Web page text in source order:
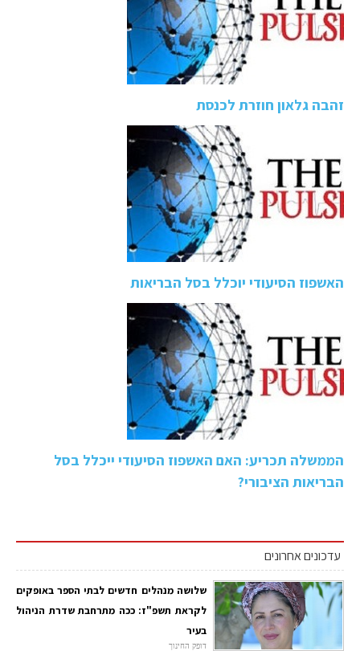
זהבה גלאון חוזרת לכנסת
האשפוז הסיעודי יוכלל בסל הבריאות
הממשלה תכריע: האם האשפוז הסיעודי ייכלל בסל
הבריאות הציבורי?
עדכונים אחרונים
שלושה מנהלים חדשים לבתי הספר באופקים
לקראת תשפ"ז: ככה מתרחבת שדרת הניהול
בעיר
דופק החינוך